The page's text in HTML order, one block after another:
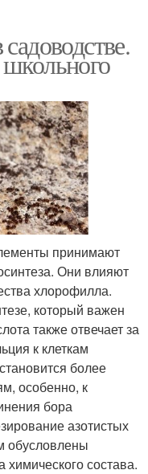
принимают
Они влияют
хлорофилла.
который важен
также отвечает за
к клеткам
более
особенно, к
бора
азотистых
обусловлены
состава.